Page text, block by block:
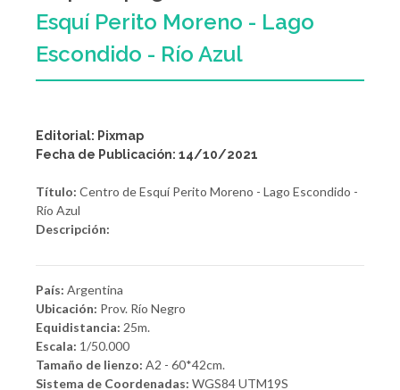
Esquí Perito Moreno - Lago
Escondido - Río Azul
Editorial: Pixmap
Fecha de Publicación: 14/10/2021
Título: Centro de Esquí Perito Moreno - Lago Escondido -
Río Azul
Descripción:
País: Argentina
Ubicación: Prov. Río Negro
Equidistancia: 25m.
Escala: 1/50.000
Tamaño de lienzo: A2 - 60*42cm.
Sistema de Coordenadas: WGS84 UTM19S